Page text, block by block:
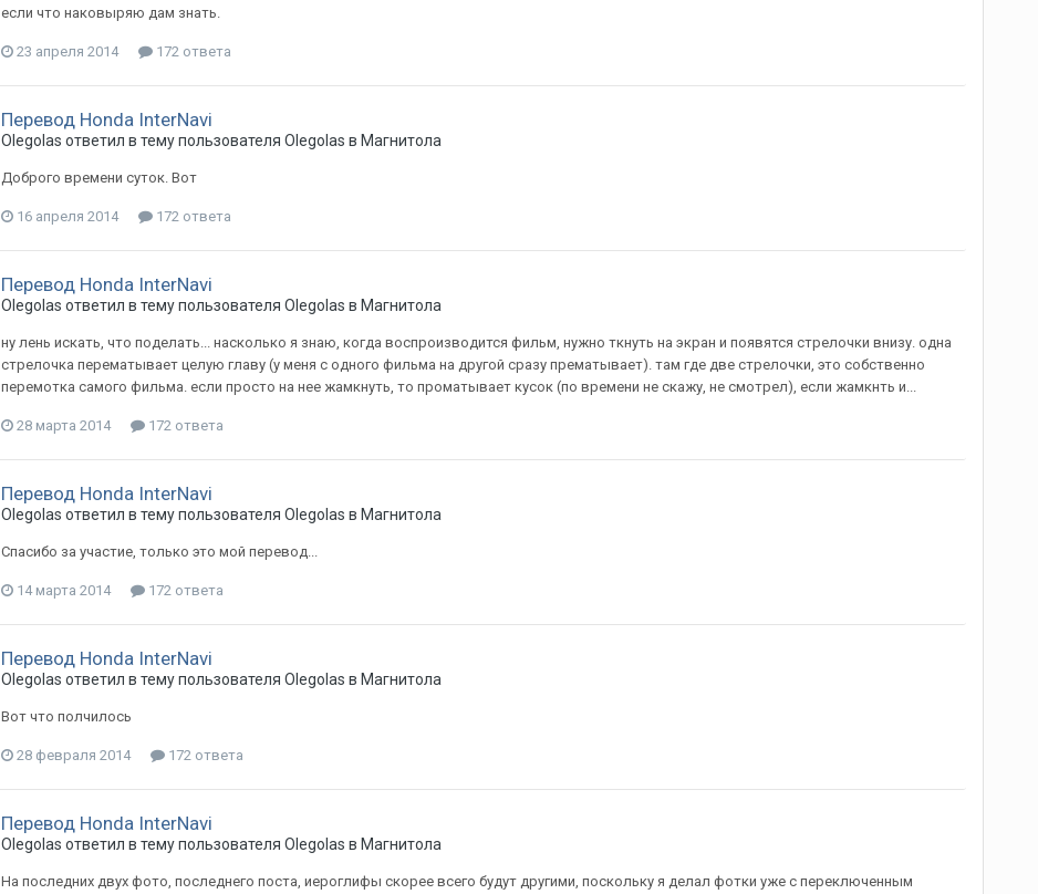
если что наковыряю дам знать.
23 апреля 2014 172 ответа
Перевод Honda InterNavi
Olegolas ответил в тему пользователя Olegolas в Магнитола
Доброго времени суток. Вот
16 апреля 2014 172 ответа
Перевод Honda InterNavi
Olegolas ответил в тему пользователя Olegolas в Магнитола
ну лень искать, что поделать... насколько я знаю, когда воспроизводится фильм, нужно ткнуть на экран и появятся стрелочки внизу. одна
стрелочка перематывает целую главу (у меня с одного фильма на другой сразу прематывает). там где две стрелочки, это собственно
перемотка самого фильма. если просто на нее жамкнуть, то проматывает кусок (по времени не скажу, не смотрел), если жамкнть и...
28 марта 2014 172 ответа
Перевод Honda InterNavi
Olegolas ответил в тему пользователя Olegolas в Магнитола
Спасибо за участие, только это мой перевод...
14 марта 2014 172 ответа
Перевод Honda InterNavi
Olegolas ответил в тему пользователя Olegolas в Магнитола
Вот что полчилось
28 февраля 2014 172 ответа
Перевод Honda InterNavi
Olegolas ответил в тему пользователя Olegolas в Магнитола
На последних двух фото, последнего поста, иероглифы скорее всего будут другими, поскольку я делал фотки уже с переключенным